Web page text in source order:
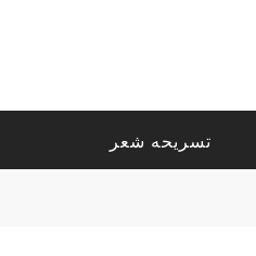
تسريحه شعر